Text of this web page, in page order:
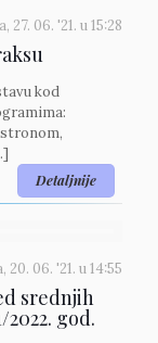
27. 06. '21. u15:28
kod
Detaljnije
20. 06. '21. u14:55
srednjih
god.